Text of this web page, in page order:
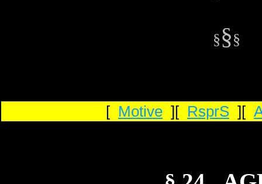
§§§
[ Motive ][ RsprS ][